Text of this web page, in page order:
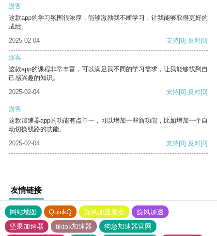
游客
这款app的学习氛围很浓厚，能够激励我不断学习，让我能够取得更好的
成绩。
2025-02-04
支持[0] 反对[0]
游客
这款app的课程非常丰富，可以满足我不同的学习需求，让我能够找到自
己感兴趣的知识。
2025-02-04
支持[0] 反对[0]
游客
这款加速器app的功能有点单一，可以增加一些新功能，比如增加一个自
动切换线路的功能。
2025-02-04
支持[0] 反对[0]
友情链接
网站地图 QuickQ 旋风加速度器
旋风加速
坚果加速器
tiktok加速器 狗急加速器官网